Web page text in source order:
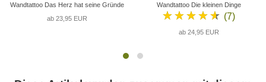
Wandtattoo Das Herz hat seine Gründe
ab 23,95 EUR
Wandtattoo Die kleinen Dinge
★★★★★ (7)
ab 24,95 EUR